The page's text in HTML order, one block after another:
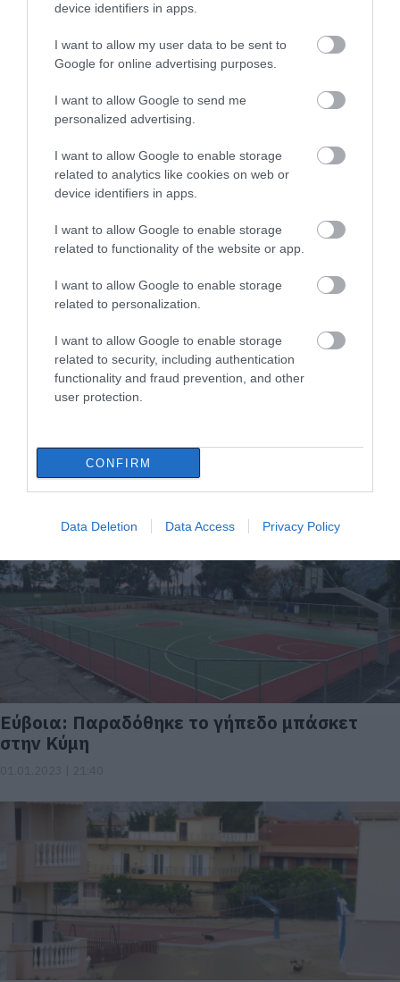
device identifiers in apps.
I want to allow my user data to be sent to
Google for online advertising purposes.
I want to allow Google to send me
personalized advertising.
I want to allow Google to enable storage
related to analytics like cookies on web or
device identifiers in apps.
I want to allow Google to enable storage
related to functionality of the website or app.
I want to allow Google to enable storage
related to personalization.
I want to allow Google to enable storage
related to security, including authentication
functionality and fraud prevention, and other
user protection.
CONFIRM
Data Deletion Data Access Privacy Policy
Γήπεδο μπάσκετ έγινε «ολοκαίνουργιου»
στην Εύβοια
Κατέρρευσε θόλος αθλητικού χώρου, παιδιά
έφυγαν εσπευσμένα
19.11.2023 | 16:00
Εύβοια: Παραδόθηκε το γήπεδο μπάσκετ
στην Κύμη